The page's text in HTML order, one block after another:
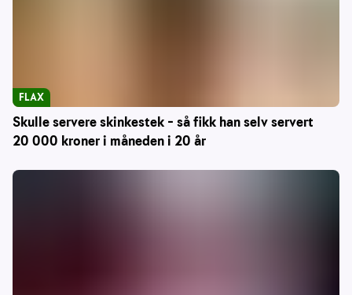
Skulle servere skinkestek – så fikk han selv servert
20 000 kroner i måneden i 20 år
FLAX